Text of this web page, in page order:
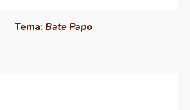
Tema: Bate Papo